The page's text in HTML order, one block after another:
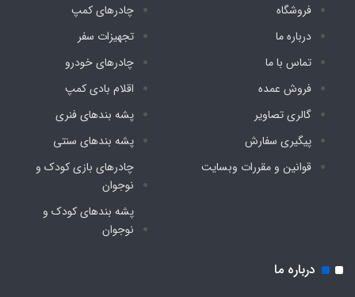
فروشگاه
درباره ما
تماس با ما
فروش عمده
گالری تصاویر
پیگیری سفارش
قوانین و مقررات وبسایت
چادرهای کمپ
تجهیزات سفر
چادرهای خودرو
اقلام بادی کمپ
پشه‌ بندهای فنری
پشه‌ بندهای سنتی
چادرهای بازی کودک و
نوجوان
پشه‌ بندهای کودک و
نوجوان
درباره ما